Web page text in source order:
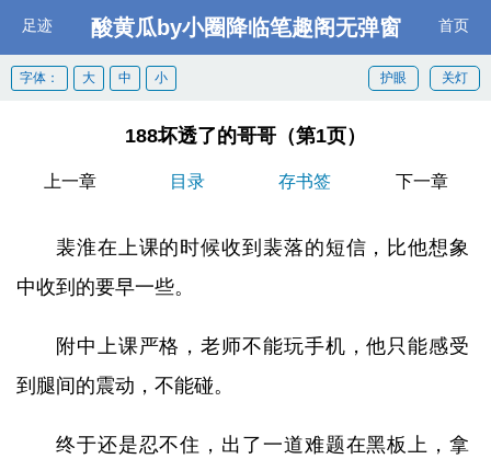
足迹 酸黄瓜by小圈降临笔趣阁无弹窗 首页
关灯
护眼
字体： 大 中 小
188坏透了的哥哥（第1页）
上一章 目录 存书签 下一章
裴淮在上课的时候收到裴落的短信，比他想象
中收到的要早一些。
附中上课严格，老师不能玩手机，他只能感受
到腿间的震动，不能碰。
终于还是忍不住，出了一道难题在黑板上，拿